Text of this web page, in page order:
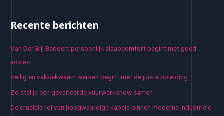
Recente berichten
Van Der Bijl Bedden: persoonlijk slaapcomfort begint met goed
advies
Veilig en vakbekwaam werken begint met de juiste opleiding
Zo stel je een gevarieerde vuurwerkshow samen
De cruciale rol van hoogwaardige kabels binnen moderne industriële